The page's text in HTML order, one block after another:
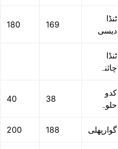
180 169
ٹنڈا
دیسی
ٹنڈا
چائنہ
40 38
کدو
حلوہ
200 188 گوارپھلی